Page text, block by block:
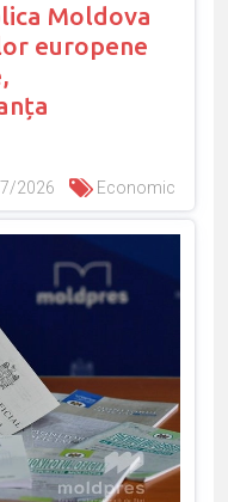
Moldova
europene
2026 Economic